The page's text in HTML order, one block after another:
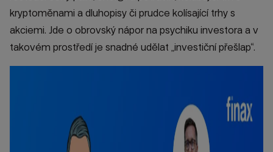
kryptoměnami a dluhopisy či prudce kolísající trhy s
akciemi. Jde o obrovský nápor na psychiku investora a v
takovém prostředí je snadné udělat „investiční přešlap“.